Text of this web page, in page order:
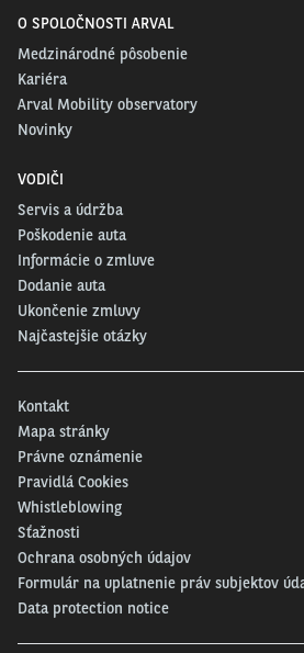
O SPOLOČNOSTI ARVAL
Medzinárodné pôsobenie
Kariéra
Arval Mobility observatory
Novinky
VODIČI
Servis a údržba
Poškodenie auta
Informácie o zmluve
Dodanie auta
Ukončenie zmluvy
Najčastejšie otázky
Kontakt
Mapa stránky
Právne oznámenie
Pravidlá Cookies
Whistleblowing
Sťažnosti
Ochrana osobných údajov
Formulár na uplatnenie práv subjektov
Data protection notice